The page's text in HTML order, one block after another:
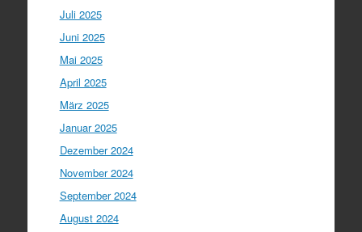
Juli 2025
Juni 2025
Mai 2025
April 2025
März 2025
Januar 2025
Dezember 2024
November 2024
September 2024
August 2024